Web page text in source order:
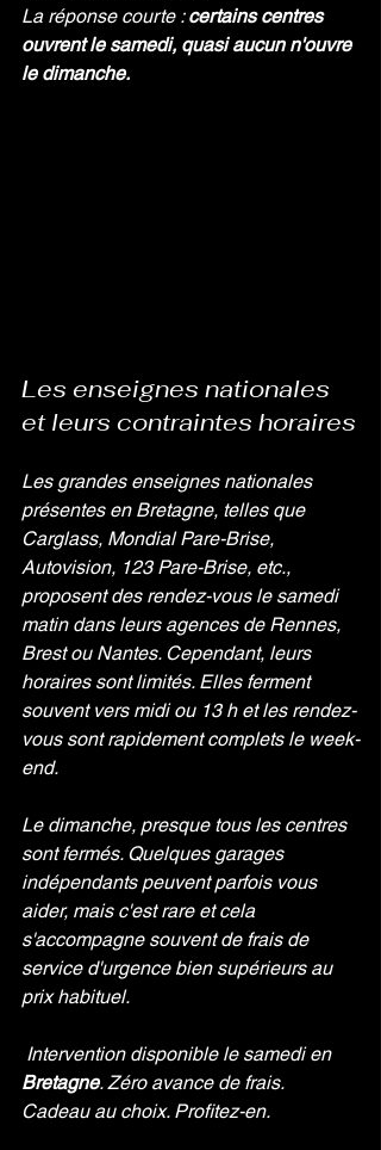
La réponse courte : certains centres
ouvrent le samedi, quasi aucun n'ouvre
le dimanche.
Les enseignes nationales
et leurs contraintes horaires
Les grandes enseignes nationales
présentes en Bretagne, telles que
Carglass, Mondial Pare-Brise,
Autovision, 123 Pare-Brise, etc.,
proposent des rendez-vous le samedi
matin dans leurs agences de Rennes,
Brest ou Nantes. Cependant, leurs
horaires sont limités. Elles ferment
souvent vers midi ou 13 h et les rendez-
vous sont rapidement complets le week-
end.
Le dimanche, presque tous les centres
sont fermés. Quelques garages
indépendants peuvent parfois vous
aider, mais c'est rare et cela
s'accompagne souvent de frais de
service d'urgence bien supérieurs au
prix habituel.
Intervention disponible le samedi en
Bretagne. Zéro avance de frais.
Cadeau au choix. Profitez-en.